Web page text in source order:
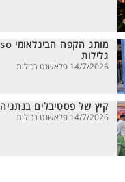
גלילות
14/7/2026 פלאשנט רכילות
קיץ של פסטיבלים בנתניה
14/7/2026 פלאשנט רכילות